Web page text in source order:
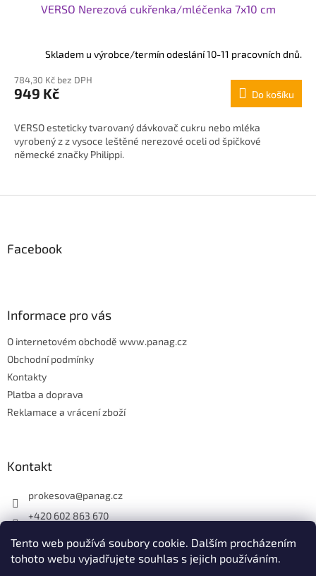
Tento web používá soubory cookie. Dalším procházením
tohoto webu vyjadřujete souhlas s jejich používáním.
VERSO Nerezová cukřenka/mléčenka 7x10 cm
Skladem u výrobce/termín odeslání 10-11 pracovních dnů.
784,30 Kč bez DPH
949 Kč Do košíku
VERSO esteticky tvarovaný dávkovač cukru nebo mléka
vyrobený z z vysoce leštěné nerezové oceli od špičkové
německé značky Philippi.
p
aFacebook
Informace pro vás
O internetovém obchodě www.panag.cz
Obchodní podmínky
Kontakty
Platba a doprava
Reklamace a vrácení zboží
Kontakt
prokesova@panag.cz
+420 602 863 670